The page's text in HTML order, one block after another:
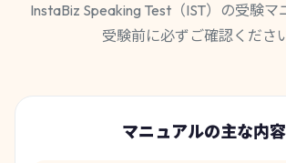
InstaBiz Speaking Test（IST）の受験マ
受験前に必ずご確認くださ
マニュアルの主な内容